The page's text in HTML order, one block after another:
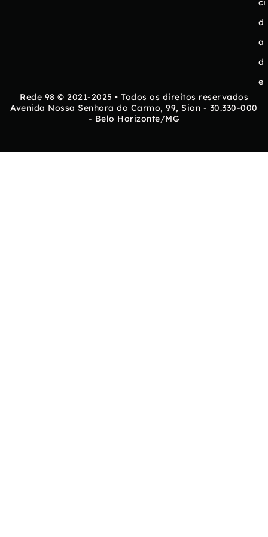
ci
d
a
d
e
Rede 98 © 2021-2025 • Todos os direitos reservados
Avenida Nossa Senhora do Carmo, 99, Sion - 30.330-000
- Belo Horizonte/MG